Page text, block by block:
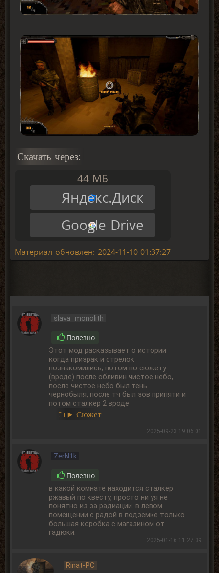
Скачать через:
44 МБ
Яндекс.Диск
Google Drive
Материал обновлен: 2024-11-10 01:37:27
slava_monolith
Полезно
Этот мод расказывает о истории
когда призрак и стрелок
познакомились, потом по сюжету
(вроде) после обливин чистое небо,
после чистое небо был тень
чернобыля, после тч был зов припяти и
потом сталкер 2 вроде
Сюжет
2025-09-23 19:06:01
ZerN1k
Полезно
в какой комнате находится сталкер
ржавый по квесту, просто ни уя не
понятно из за радиации. в левом
помещении с радой в подземке только
большая коробка с магазином от
гадюки.
2025-01-16 11:27:39
Rinat-PC